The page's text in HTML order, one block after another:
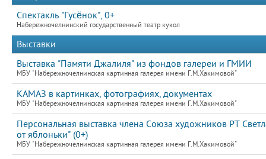
Спектакль "Гусёнок", 0+
Набережночелнинский государственный театр кукол
Выставки
Выставка "Памяти Джалиля" из фондов галереи и ГМИИ
МБУ "Набережночелнинская картинная галерея имени Г.М.Хакимовой"
КАМАЗ в картинках, фотографиях, документах
МБУ "Набережночелнинская картинная галерея имени Г.М.Хакимовой"
Персональная выставка члена Союза художников РТ
от яблоньки" (0+)
МБУ "Набережночелнинская картинная галерея имени Г.М.Хакимовой"